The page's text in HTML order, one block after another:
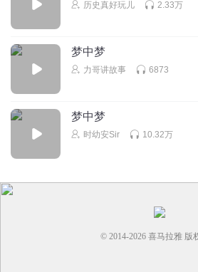
额尔古纳zjw
日有所思夜有所梦，虚虚实实，实
回复 2024-05-25
2024-06-27
听友184222971
厌，听到现在干啥，而且这是原著剧
历史真好玩儿 2.33万
梦中梦
力哥讲故事 6873
梦中梦
时幼安Sir 10.32万
© 2014-2026 喜马拉雅 版